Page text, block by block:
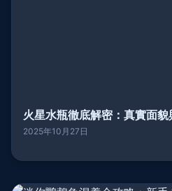
火星水瓶徹底解密：真實面
2025年10月27日